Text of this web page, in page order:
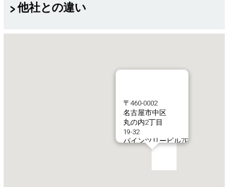
他社との違い
〒460-0002
名古屋市中区
丸の内2丁目
19-32
パインツリービル7F